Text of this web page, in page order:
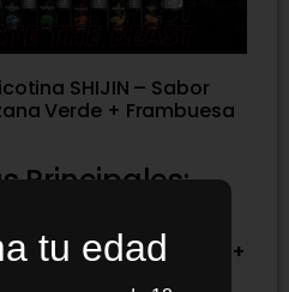
SHIJIN – Sabor
Verde + Frambuesa
Principales:
Ice (Manzana Verde +
tu edad